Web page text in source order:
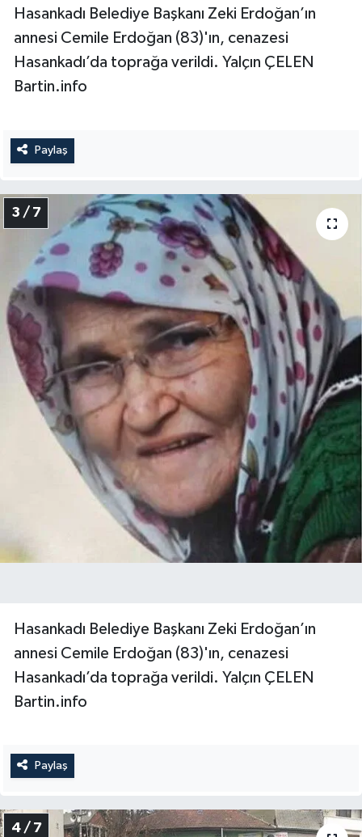
Hasankadı Belediye Başkanı Zeki Erdoğan’ın
annesi Cemile Erdoğan (83)'ın, cenazesi
Hasankadı’da toprağa verildi. Yalçın ÇELEN
Bartin.info
Paylaş
3 / 7
Hasankadı Belediye Başkanı Zeki Erdoğan’ın
annesi Cemile Erdoğan (83)'ın, cenazesi
Hasankadı’da toprağa verildi. Yalçın ÇELEN
Bartin.info
Paylaş
4 / 7